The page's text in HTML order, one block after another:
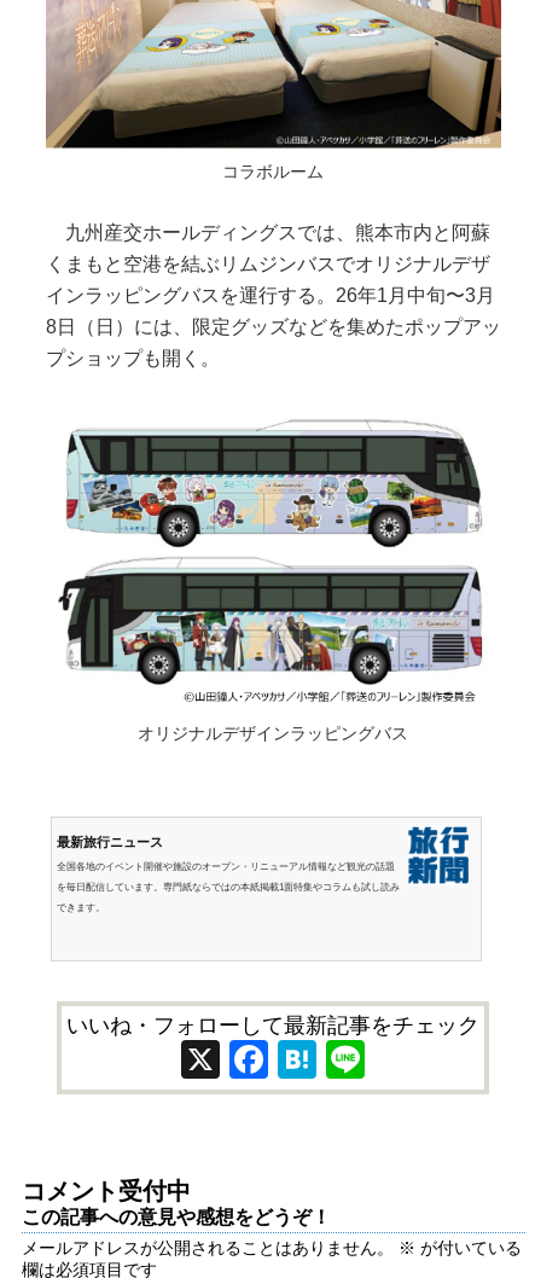
コラボルーム
九州産交ホールディングスでは、熊本市内と阿蘇
くまもと空港を結ぶリムジンバスでオリジナルデザ
インラッピングバスを運行する。26年1⽉中旬〜3⽉
8⽇（日）には、限定グッズなどを集めたポップアッ
プショップも開く。
オリジナルデザインラッピングバス
最新旅行ニュース
全国各地のイベント開催や施設のオープン・リニューアル情報など観光の話題
を毎日配信しています。専門紙ならではの本紙掲載1面特集やコラムも試し読み
できます。
いいね・フォローして最新記事をチェック
X Facebook
Hatena
コメント受付中
この記事への意見や感想をどうぞ！
メールアドレスが公開されることはありません。 ※ が付いている
欄は必須項目です